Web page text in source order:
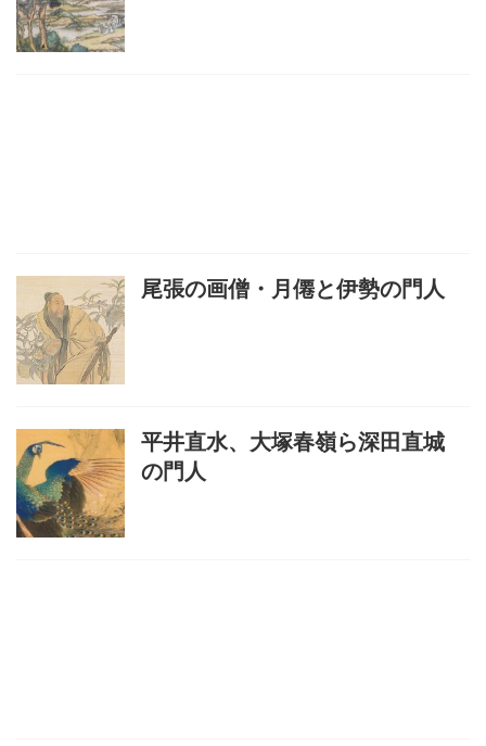
尾張の画僧・月僊と伊勢の門人
平井直水、大塚春嶺ら深田直城
の門人